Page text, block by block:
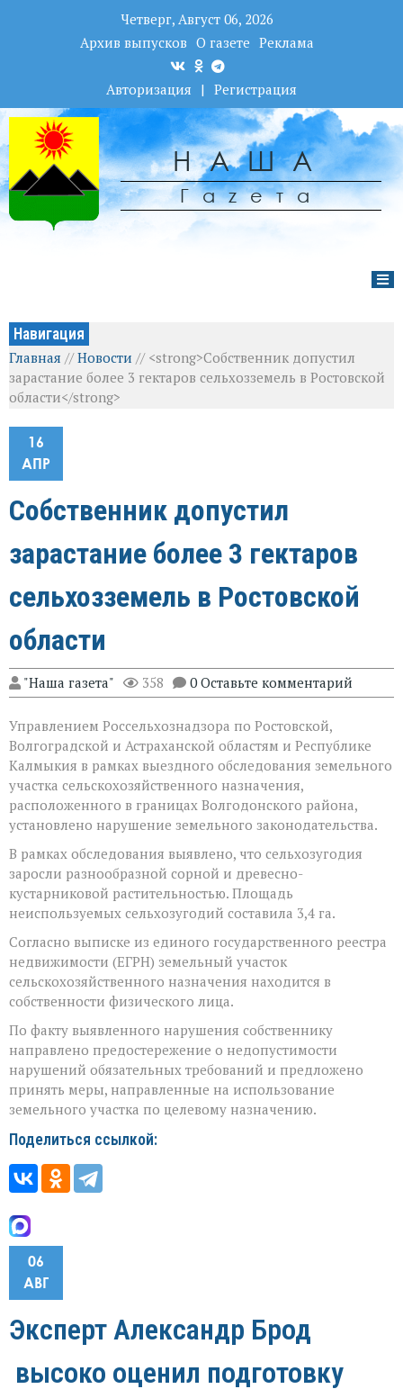
Четверг, Август 06, 2026
Архив выпусков О газете Реклама
Авторизация | Регистрация
НАША
Гаzета
Навигация
Главная //Новости // <strong>Собственник допустил
зарастание более 3 гектаров сельхозземель в Ростовской
области</strong>
16
АПР
Собственник допустил
зарастание более 3 гектаров
сельхозземель в Ростовской
области
"Наша газета" 358 0 Оставьте комментарий
Управлением Россельхознадзора по Ростовской,
Волгоградской и Астраханской областям и Республике
Калмыкия в рамках выездного обследования земельного
участка сельскохозяйственного назначения,
расположенного в границах Волгодонского района,
установлено нарушение земельного законодательства.
В рамках обследования выявлено, что сельхозугодия
заросли разнообразной сорной и древесно-
кустарниковой растительностью. Площадь
неиспользуемых сельхозугодий составила 3,4 га.
Согласно выписке из единого государственного реестра
недвижимости (ЕГРН) земельный участок
сельскохозяйственного назначения находится в
собственности физического лица.
По факту выявленного нарушения собственнику
направлено предостережение о недопустимости
нарушений обязательных требований и предложено
принять меры, направленные на использование
земельного участка по целевому назначению.
Поделиться ссылкой:
06
АВГ
Эксперт Александр Брод
высоко оценил подготовку